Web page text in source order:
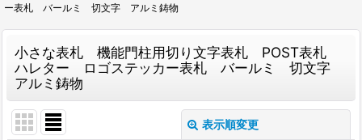
ー表札 バールミ 切文字 アルミ鋳物
小さな表札 機能門柱用切り文字表札 POST表札
ハレター ロゴステッカー表札 バールミ 切文字
アルミ鋳物
表示順変更